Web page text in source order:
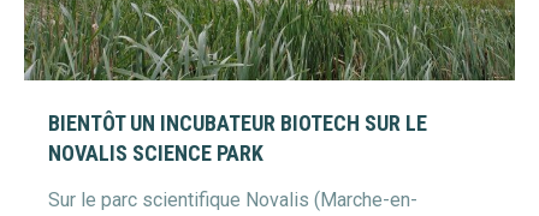
BIENTÔT UN INCUBATEUR BIOTECH SUR LE
NOVALIS SCIENCE PARK
Sur le parc scientifique Novalis (Marche-en-